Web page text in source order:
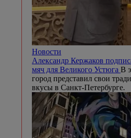
Новости
Александр Кержаков
мяч для Великого Устюга В
город представил свои
вкусы в Санкт-Петербурге.